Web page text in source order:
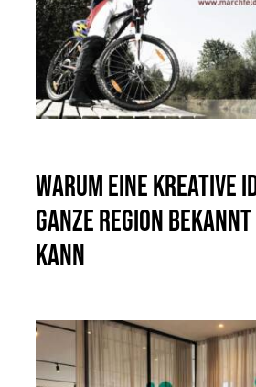
Warum eine kreative
ganze Region
kann